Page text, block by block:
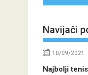
Navijači
10/09/2021
Najbolji